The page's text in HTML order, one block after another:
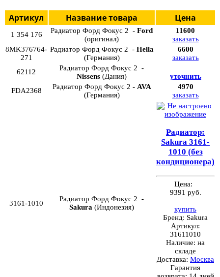
Артикул Название товара Цена
1 354 176 Радиатор Форд Фокус 2 - Ford
(оригинал)
11600
заказать
8MK376764-
271
Радиатор Форд Фокус 2 - Hella
(Германия)
6600
заказать
62112
Радиатор Форд Фокус 2 -
Nissens (Дания)
уточнить
FDA2368
Радиатор Форд Фокус 2 - AVA
(Германия)
4970
заказать
3161-1010
Радиатор Форд Фокус 2 -
Sakura (Индонезия)
Радиатор:
Sakura 3161-
1010 (без
кондиционера)
Цена:
9391 руб.
купить
Бренд: Sakura
Артикул:
31611010
Наличие: на
складе
Доставка: Москва
Гарантия